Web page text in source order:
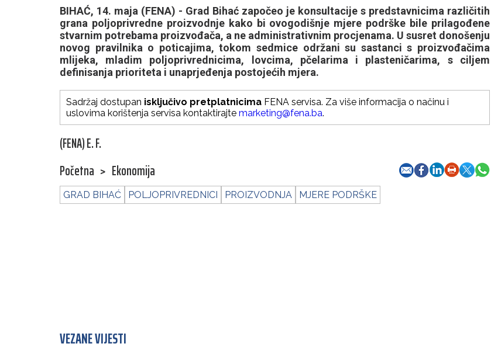
BIHAĆ, 14. maja (FENA) - Grad Bihać započeo je konsultacije s predstavnicima različitih
grana poljoprivredne proizvodnje kako bi ovogodišnje mjere podrške bile prilagođene
stvarnim potrebama proizvođača, a ne administrativnim procjenama. U susret donošenju
novog pravilnika o poticajima, tokom sedmice održani su sastanci s proizvođačima
mlijeka, mladim poljoprivrednicima, lovcima, pčelarima i plasteničarima, s ciljem
definisanja prioriteta i unaprjeđenja postojećih mjera.
Sadržaj dostupan isključivo pretplatnicima FENA servisa. Za više informacija o načinu i
uslovima korištenja servisa kontaktirajte marketing@fena.ba.
(FENA) E. F.
Početna > Ekonomija
GRAD BIHAĆ POLJOPRIVREDNICI PROIZVODNJA MJERE PODRŠKE
VEZANE VIJESTI